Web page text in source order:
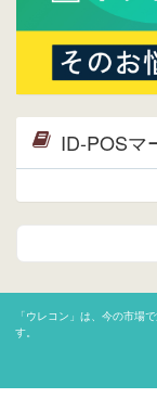
ID-POSマ
「ウレコン」は、今の市場
す。